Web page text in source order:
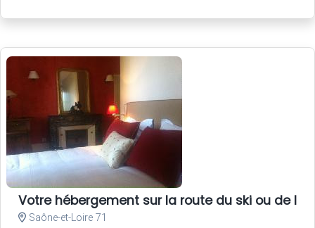
Votre hébergement sur la route du ski ou de la
Saône-et-Loire 71